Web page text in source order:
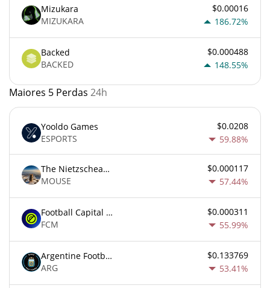
Mizukara
MIZUKARA
$0.00016
186.72%
Backed
BACKED
$0.000488
148.55%
Maiores 5 Perdas 24h
Yooldo Games
ESPORTS
$0.0208
59.88%
The Nietzschean Mouse
MOUSE
$0.000117
57.44%
Football Capital Markets
FCM
$0.000311
55.99%
Argentine Football Association Fan Token
ARG
$0.133769
53.41%